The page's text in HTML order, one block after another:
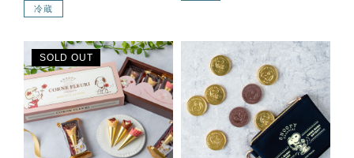
冷蔵
SOLD OUT